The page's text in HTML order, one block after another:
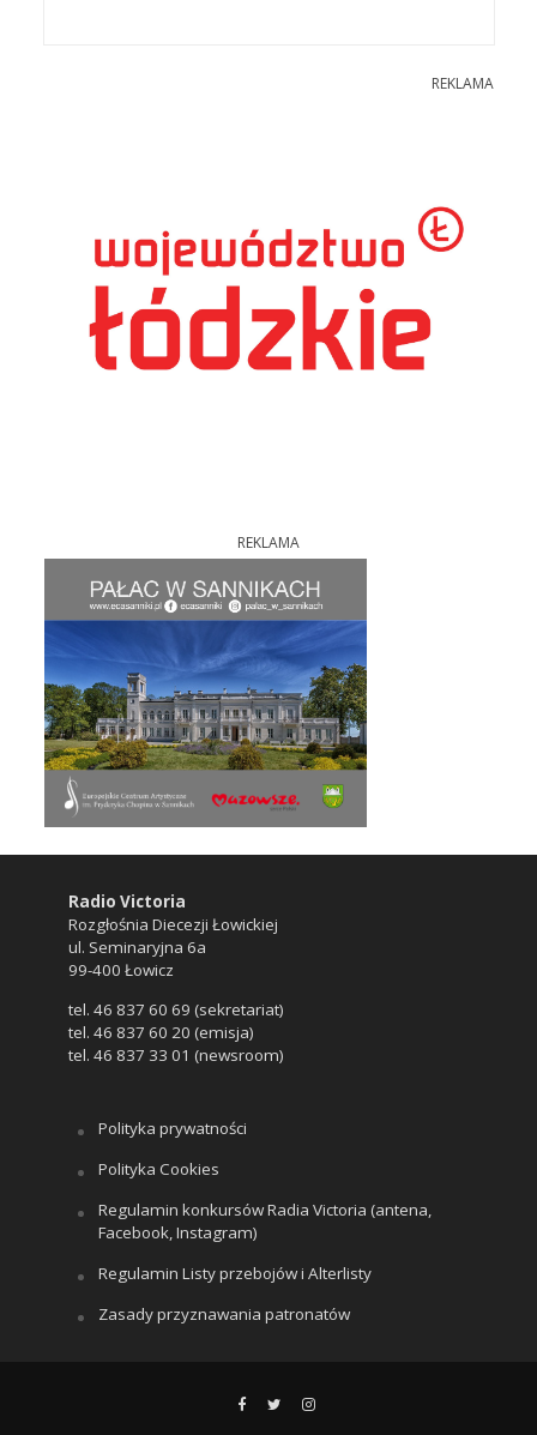
REKLAMA
REKLAMA
Radio Victoria
Rozgłośnia Diecezji Łowickiej
ul. Seminaryjna 6a
99-400 Łowicz
tel. 46 837 60 69 (sekretariat)
tel. 46 837 60 20 (emisja)
tel. 46 837 33 01 (newsroom)
Polityka prywatności
Polityka Cookies
Regulamin konkursów Radia Victoria (antena,
Facebook, Instagram)
Regulamin Listy przebojów i Alterlisty
Zasady przyznawania patronatów